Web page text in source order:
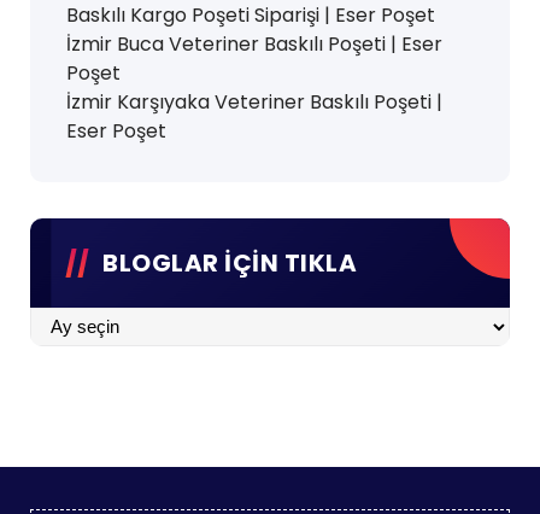
Baskılı Kargo Poşeti Siparişi | Eser Poşet
İzmir Buca Veteriner Baskılı Poşeti | Eser
Poşet
İzmir Karşıyaka Veteriner Baskılı Poşeti |
Eser Poşet
BLOGLAR İÇİN TIKLA
BLOGLAR